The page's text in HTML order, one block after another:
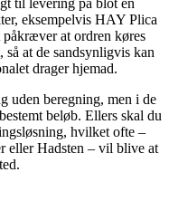
eksempelvis HAY Plica
at ordren køres
at de sandsynligvis kan
drager hjemad.
uden beregning, men i de
beløb. Ellers skal du
hvilket ofte –
eller Hadsten – vil blive at